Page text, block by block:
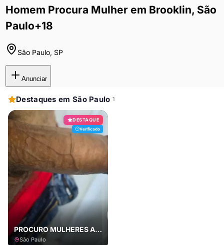
Homem Procura Mulher em Brooklin, São
Paulo+18
São Paulo, SP
Anunciar
Destaques em São Paulo 1
DESTAQUE
Verificado
PROCURO MULHERES AFIM DE SEXO BEM GOSTOSO E COM MUITA TESÃO
São Paulo